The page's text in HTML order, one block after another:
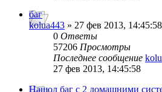
баг
kolua443 » 27 фев 2013, 14:45:58
0 Ответы
57206 Просмотры
Последнее сообщение
27 фев 2013, 14:45:58
Нашол баг с 2 домашними